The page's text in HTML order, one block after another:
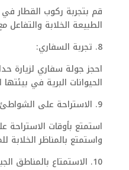
قم بتجربة ركوب القطار في
الطبيعة الخلابة والتفاعل
8. تجربة السفاري:
احجز جولة سفاري لزيارة
الحيوانات البرية في
9. الاستراحة على الشواطئ:
استمتع بأوقات الاستراحة
واستمتع بالمناظر الخلابة
10. الاستمتاع بالمناطق الجبلية: